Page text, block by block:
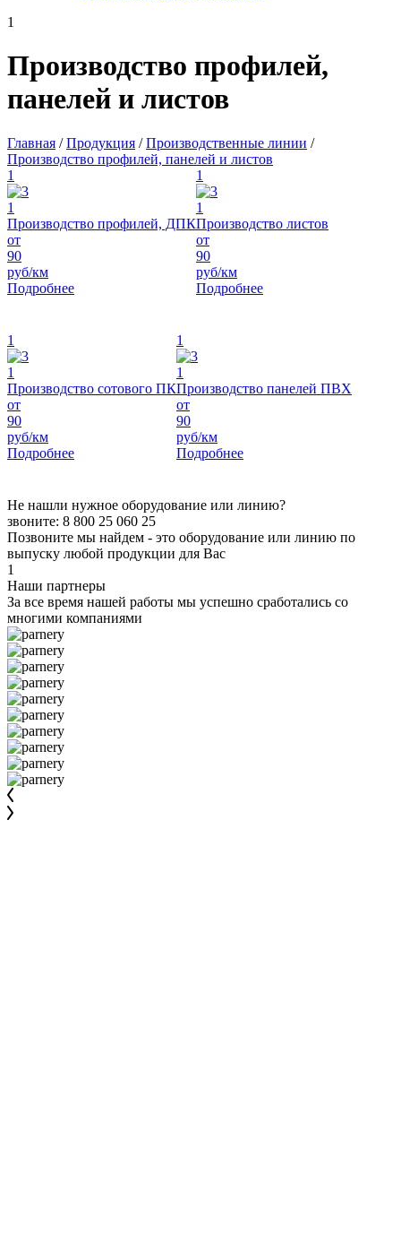
1
Производство профилей,
панелей и листов
Главная /Продукция /Производственные линии /
Производство профилей, панелей и листов
1
1
Производство профилей, ДПК
от
90
руб/км
Подробнее
1
1
Производство листов
от
90
руб/км
Подробнее
1
1
Производство сотового ПК
от
90
руб/км
Подробнее
1
1
Производство панелей ПВХ
от
90
руб/км
Подробнее
Не нашли нужное оборудование или линию?
звоните: 8 800 25 060 25
Позвоните мы найдем - это оборудование или линию по
выпуску любой продукции для Вас
1
Наши партнеры
За все время нашей работы мы успешно сработались со
многими компаниями